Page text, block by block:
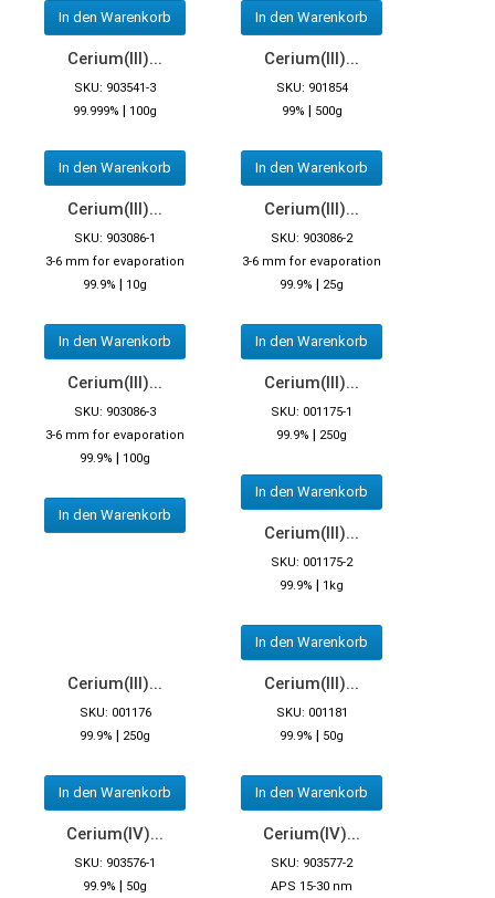
In den Warenkorb In den Warenkorb
Cerium(III)...
SKU: 903541-3
99.999% | 100g
In den Warenkorb
Cerium(III)...
SKU: 901854
99% | 500g
In den Warenkorb
Cerium(III)...
SKU: 903086-1
3-6 mm for evaporation
99.9% | 10g
In den Warenkorb
Cerium(III)...
SKU: 903086-2
3-6 mm for evaporation
99.9% | 25g
In den Warenkorb
Cerium(III)...
SKU: 903086-3
3-6 mm for evaporation
99.9% | 100g
In den Warenkorb
Cerium(III)...
SKU: 001175-1
99.9% | 250g
In den Warenkorb
Cerium(III)...
SKU: 001175-2
99.9% | 1kg
In den Warenkorb
Cerium(III)...
SKU: 001176
99.9% | 250g
In den Warenkorb
Cerium(III)...
SKU: 001181
99.9% | 50g
In den Warenkorb
Cerium(IV)...
SKU: 903576-1
99.9% | 50g
Cerium(IV)...
SKU: 903577-2
APS 15-30 nm